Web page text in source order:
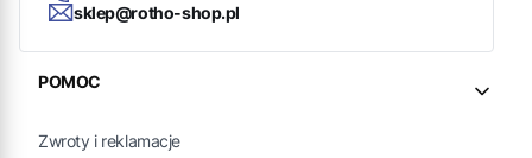
sklep@rotho-shop.pl
Linki w stopce
POMOC
Zwroty i reklamacje